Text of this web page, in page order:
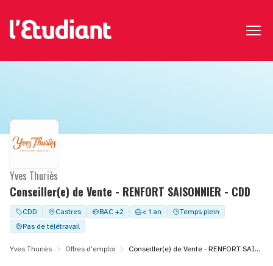
Conseiller(e) de Vente - RENFORT SAISONNIER - CDD
Yves Thuriès
CDD Castres BAC +2 < 1 an
Temps plein
Pas de télétravail
Yves Thuriès Offres d'emploi Conseiller(e) de Vente - RENFORT SAISONNIER - CDD